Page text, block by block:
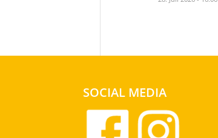
SOCIAL MEDIA